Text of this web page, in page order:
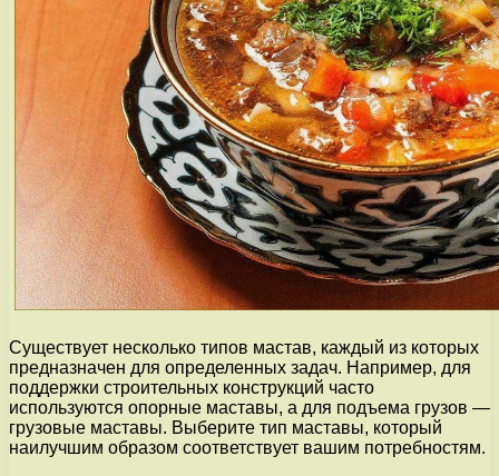
Существует несколько типов мастав, каждый из которых
предназначен для определенных задач. Например, для
поддержки строительных конструкций часто
используются опорные маставы, а для подъема грузов —
грузовые маставы. Выберите тип маставы, который
наилучшим образом соответствует вашим потребностям.